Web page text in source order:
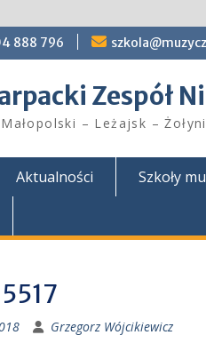
888 796
Zespół
– Leżajsk –
Aktualności Szkoły
Grzegorz Wójcikiewicz